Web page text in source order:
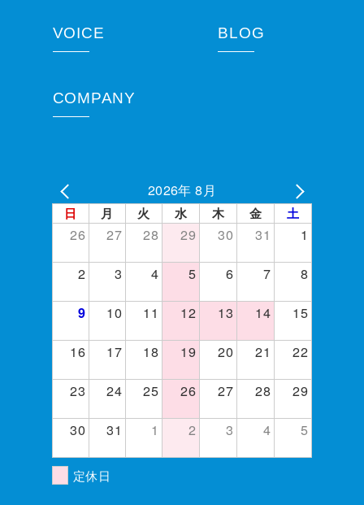
VOICE BLOG
COMPANY
2026年 8月
日 月 火 水 木 金 土
26 27 28 29 30 31
1
2
3 4 5 6 7 8
9 10 11 12 13 14
15
16
17 18 19 20 21
22
23
24 25 26 27 28
29
30
31 1 2 3 4 5
定休日